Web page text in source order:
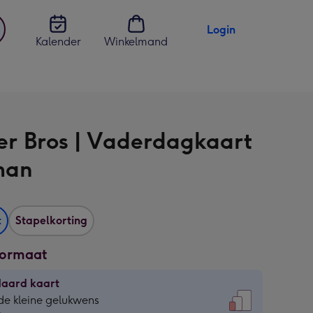
Kalender
Winkelmand
Login
Bros | Vaderdagkaart
Stapelkorting
kaart
kleine gelukwens